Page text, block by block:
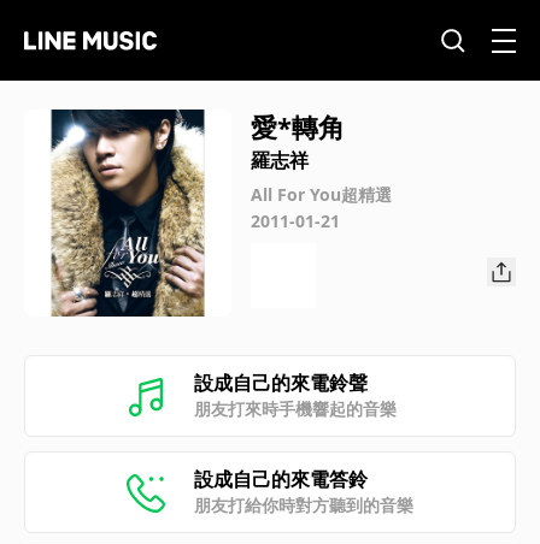
愛*轉角
羅志祥
All For You超精選
2011-01-21
設成自己的來電鈴聲
朋友打來時手機響起的音樂
設成自己的來電答鈴
朋友打給你時對方聽到的音樂